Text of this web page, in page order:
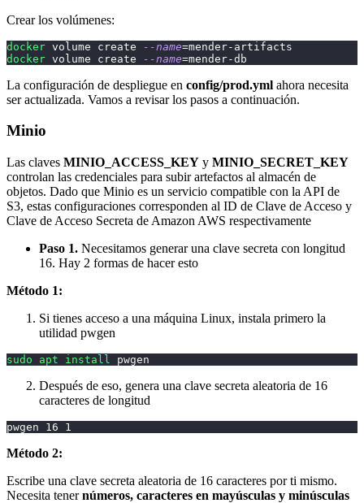
Crear los volúmenes:
docker volume create --name=mender-artifacts
docker volume create --name=mender-db
La configuración de despliegue en config/prod.yml ahora necesita
ser actualizada. Vamos a revisar los pasos a continuación.
Minio
Las claves MINIO_ACCESS_KEY y MINIO_SECRET_KEY
controlan las credenciales para subir artefactos al almacén de
objetos. Dado que Minio es un servicio compatible con la API de
S3, estas configuraciones corresponden al ID de Clave de Acceso y
Clave de Acceso Secreta de Amazon AWS respectivamente
Paso 1. Necesitamos generar una clave secreta con longitud
16. Hay 2 formas de hacer esto
Método 1:
Si tienes acceso a una máquina Linux, instala primero la
utilidad pwgen
sudo apt install pwgen
Después de eso, genera una clave secreta aleatoria de 16
caracteres de longitud
pwgen 16 1
Método 2:
Escribe una clave secreta aleatoria de 16 caracteres por ti mismo.
Necesita tenernúmeros, caracteres en mayúsculas y minúsculas